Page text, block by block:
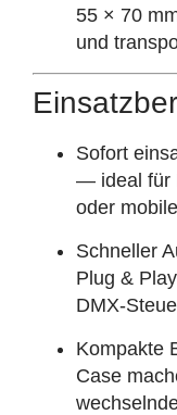
55 × 70
und
Sofort
— ideal für
oder
Schneller
Plug &
Kompakte
Case